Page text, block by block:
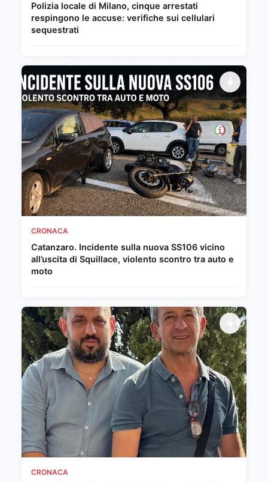
Polizia locale di Milano, cinque arrestati
respingono le accuse: verifiche sui cellulari
sequestrati
CRONACA
Catanzaro. Incidente sulla nuova SS106 vicino
all’uscita di Squillace, violento scontro tra auto e
moto
CRONACA